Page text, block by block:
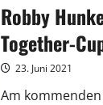
Robby
Together-
23. Juni 2021
Am